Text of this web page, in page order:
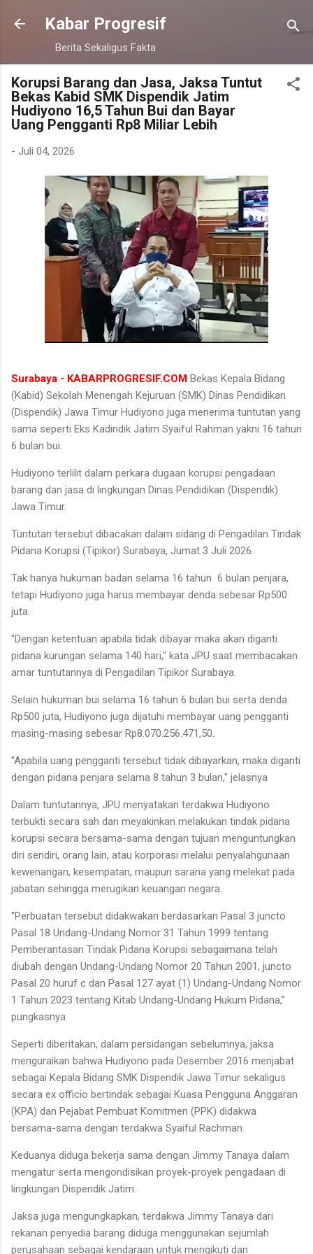
Langsung ke konten utama
Kabar Progresif
Berita Sekaligus Fakta
Korupsi Barang dan Jasa, Jaksa Tuntut
Bekas Kabid SMK Dispendik Jatim
Hudiyono 16,5 Tahun Bui dan Bayar
Uang Pengganti Rp8 Miliar Lebih
- Juli 04, 2026
Surabaya - KABARPROGRESIF.COM Bekas Kepala Bidang
(Kabid) Sekolah Menengah Kejuruan (SMK) Dinas Pendidikan
(Dispendik) Jawa Timur Hudiyono juga menerima tuntutan yang
sama seperti Eks Kadindik Jatim Syaiful Rahman yakni 16 tahun
6 bulan bui.
Hudiyono terlilit dalam perkara dugaan korupsi pengadaan
barang dan jasa di lingkungan Dinas Pendidikan (Dispendik)
Jawa Timur.
Tuntutan tersebut dibacakan dalam sidang di Pengadilan Tindak
Pidana Korupsi (Tipikor) Surabaya, Jumat 3 Juli 2026.
Tak hanya hukuman badan selama 16 tahun 6 bulan penjara,
tetapi Hudiyono juga harus membayar denda sebesar Rp500
juta.
"Dengan ketentuan apabila tidak dibayar maka akan diganti
pidana kurungan selama 140 hari," kata JPU saat membacakan
amar tuntutannya di Pengadilan Tipikor Surabaya.
Selain hukuman bui selama 16 tahun 6 bulan bui serta denda
Rp500 juta, Hudiyono juga dijatuhi membayar uang pengganti
masing-masing sebesar Rp8.070.256.471,50.
"Apabila uang pengganti tersebut tidak dibayarkan, maka diganti
dengan pidana penjara selama 8 tahun 3 bulan," jelasnya
Dalam tuntutannya, JPU menyatakan terdakwa Hudiyono
terbukti secara sah dan meyakinkan melakukan tindak pidana
korupsi secara bersama-sama dengan tujuan menguntungkan
diri sendiri, orang lain, atau korporasi melalui penyalahgunaan
kewenangan, kesempatan, maupun sarana yang melekat pada
jabatan sehingga merugikan keuangan negara.
"Perbuatan tersebut didakwakan berdasarkan Pasal 3 juncto
Pasal 18 Undang-Undang Nomor 31 Tahun 1999 tentang
Pemberantasan Tindak Pidana Korupsi sebagaimana telah
diubah dengan Undang-Undang Nomor 20 Tahun 2001, juncto
Pasal 20 huruf c dan Pasal 127 ayat (1) Undang-Undang Nomor
1 Tahun 2023 tentang Kitab Undang-Undang Hukum Pidana,"
pungkasnya.
Seperti diberitakan, dalam persidangan sebelumnya, jaksa
menguraikan bahwa Hudiyono pada Desember 2016 menjabat
sebagai Kepala Bidang SMK Dispendik Jawa Timur sekaligus
secara ex officio bertindak sebagai Kuasa Pengguna Anggaran
(KPA) dan Pejabat Pembuat Komitmen (PPK) didakwa
bersama-sama dengan terdakwa Syaiful Rachman.
Keduanya diduga bekerja sama dengan Jimmy Tanaya dalam
mengatur serta mengondisikan proyek-proyek pengadaan di
lingkungan Dispendik Jatim.
Jaksa juga mengungkapkan, terdakwa Jimmy Tanaya dari
rekanan penyedia barang diduga menggunakan sejumlah
perusahaan sebagai kendaraan untuk mengikuti dan